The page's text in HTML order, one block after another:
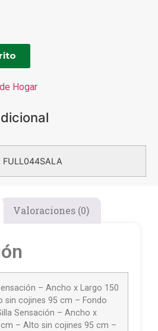
Hogar
FULL044SALA
Valoraciones (0)
– Ancho x Largo 150
sin cojines 95 cm – Fondo
Sensación – Ancho x
– Alto sin cojines 95 cm –